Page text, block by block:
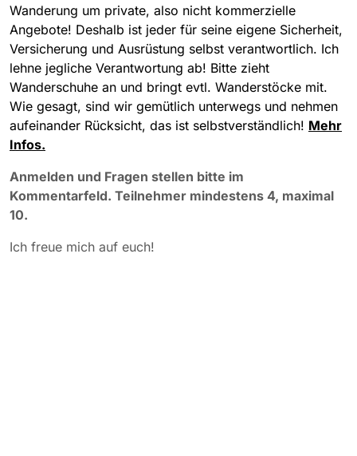
Wanderung um private, also nicht kommerzielle
Angebote! Deshalb ist jeder für seine eigene Sicherheit,
Versicherung und Ausrüstung selbst verantwortlich. Ich
lehne jegliche Verantwortung ab! Bitte zieht
Wanderschuhe an und bringt evtl. Wanderstöcke mit.
Wie gesagt, sind wir gemütlich unterwegs und nehmen
aufeinander Rücksicht, das ist selbstverständlich! Mehr
Infos.
Anmelden und Fragen stellen bitte im
Kommentarfeld. Teilnehmer mindestens 4, maximal
10.
Ich freue mich auf euch!